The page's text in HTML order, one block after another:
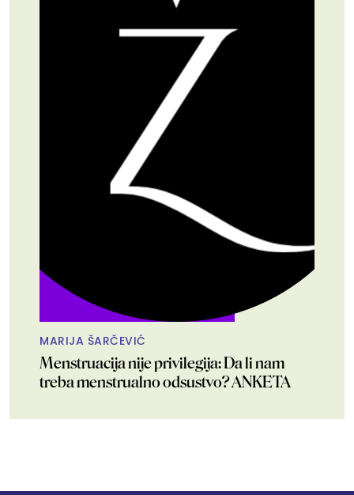
MARIJA ŠARČEVIĆ
Menstruacija nije privilegija: Da li nam
treba menstrualno odsustvo? ANKETA